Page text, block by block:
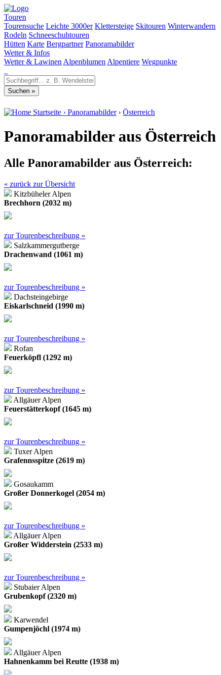
Touren
Tourensuche Leichte 3000er Klettersteige Skitouren Winterwandern
Rodeln Schneeschuhtouren
Hütten Karte Bergpartner Panoramabilder
Wetter & Infos
Wetter & Lawinen Alpenblumen Alpentiere Wegpunkte
Startseite › Panoramabilder › Österreich
Panoramabilder aus Österreich
Alle Panoramabilder aus Österreich:
« zurück zur Übersicht
Kitzbüheler Alpen
Brechhorn (2032 m)
zur Tourenbeschreibung »
Salzkammergutberge
Drachenwand (1061 m)
zur Tourenbeschreibung »
Dachsteingebirge
Eiskarlschneid (1990 m)
zur Tourenbeschreibung »
Rofan
Feuerköpfl (1292 m)
zur Tourenbeschreibung »
Allgäuer Alpen
Feuerstätterkopf (1645 m)
zur Tourenbeschreibung »
Tuxer Alpen
Grafennsspitze (2619 m)
Gosaukamm
Großer Donnerkogel (2054 m)
zur Tourenbeschreibung »
Allgäuer Alpen
Großer Widderstein (2533 m)
zur Tourenbeschreibung »
Stubaier Alpen
Grubenkopf (2320 m)
Karwendel
Gumpenjöchl (1974 m)
Allgäuer Alpen
Hahnenkamm bei Reutte (1938 m)